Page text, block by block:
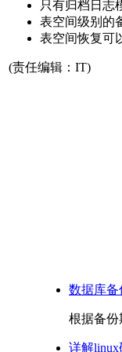
只有归档日志
表空间级别的
表空间恢复可
(责任编辑：IT)
数据库备
根据备份
详解